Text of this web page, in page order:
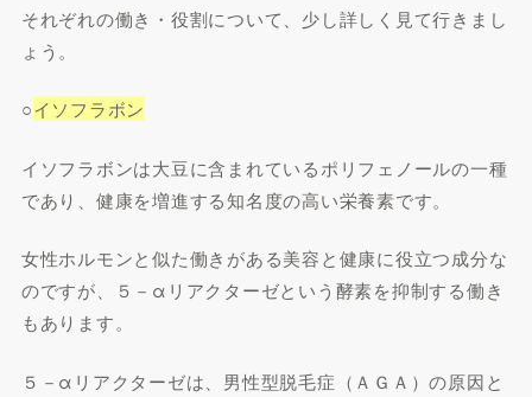
それぞれの働き・役割について、少し詳しく見て行きまし
ょう。
○イソフラボン
イソフラボンは大豆に含まれているポリフェノールの一種
であり、健康を増進する知名度の高い栄養素です。
女性ホルモンと似た働きがある美容と健康に役立つ成分な
のですが、５－αリアクターゼという酵素を抑制する働き
もあります。
５－αリアクターゼは、男性型脱毛症（ＡＧＡ）の原因と